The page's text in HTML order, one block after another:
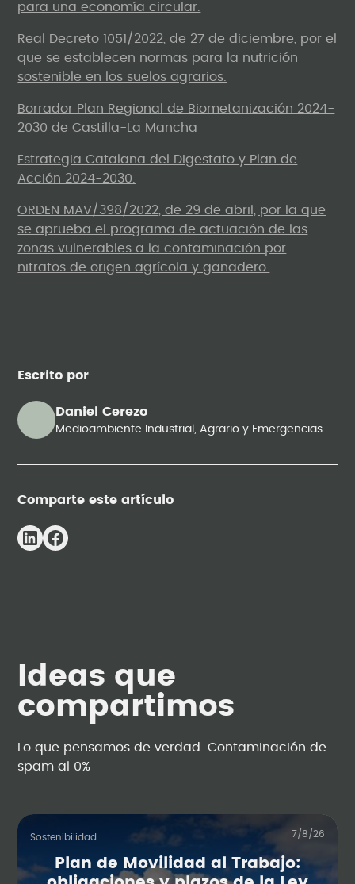
Escrito por
Daniel Cerezo
Medioambiente Industrial, Agrario y Emergencias
Comparte este artículo
para una economía circular.
Real Decreto 1051/2022, de 27 de diciembre, por el
que se establecen normas para la nutrición
sostenible en los suelos agrarios.
Borrador Plan Regional de Biometanización 2024-
2030 de Castilla-La Mancha
Estrategia Catalana del Digestato y Plan de
Acción 2024-2030.
ORDEN MAV/398/2022, de 29 de abril, por la que
se aprueba el programa de actuación de las
zonas vulnerables a la contaminación por
nitratos de origen agrícola y ganadero.
Ideas que
compartimos
Lo que pensamos de verdad. Contaminación de
spam al 0%
Sostenibilidad 7/8/26
Plan de Movilidad al Trabajo: